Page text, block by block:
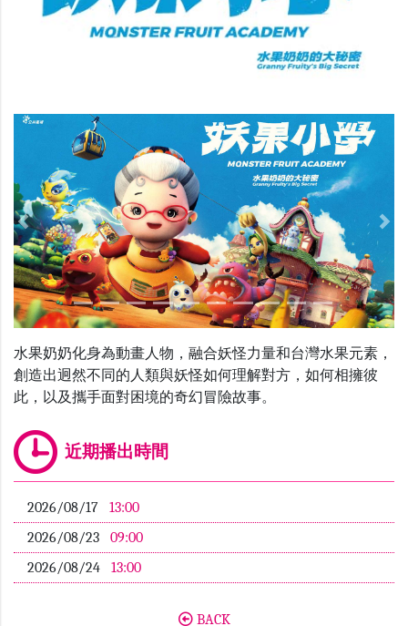
Previous
水果奶奶化身為動畫人物，融合妖怪力量和台灣水果元素，
創造出迥然不同的人類與妖怪如何理解對方，如何相擁彼
此，以及攜手面對困境的奇幻冒險故事。
近期播出時間
2026/08/17
13:00
2026/08/23
09:00
2026/08/24
13:00
BACK